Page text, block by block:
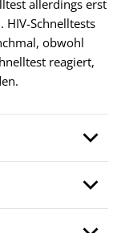
allerdings erst
HIV-Schnelltests
obwohl
reagiert,